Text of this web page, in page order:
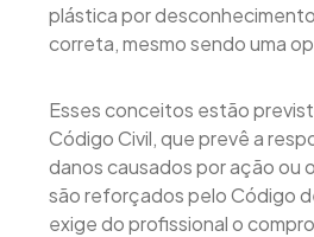
plástica por
correta, mesmo sendo uma
Esses conceitos estão
Código Civil, que prevê a
danos causados por ação ou
são reforçados pelo Código
exige do profissional o